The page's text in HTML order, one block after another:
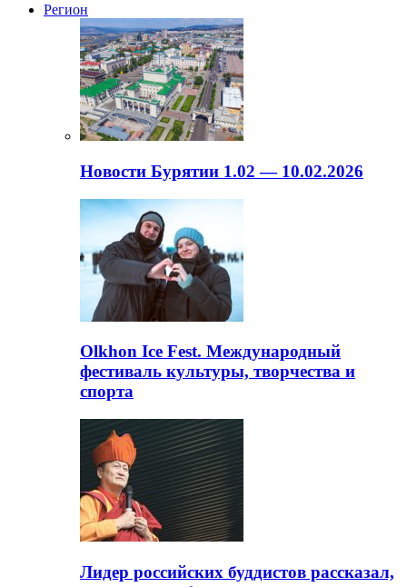
Регион
Новости Бурятии 1.02 — 10.02.2026
Olkhon Ice Fest. Международный
фестиваль культуры, творчества и
спорта
Лидер российских буддистов рассказал,